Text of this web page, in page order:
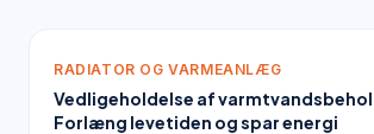
RADIATOR OG VARMEANLÆG
Vedligeholdelse af
Forlæng levetiden og spar energi